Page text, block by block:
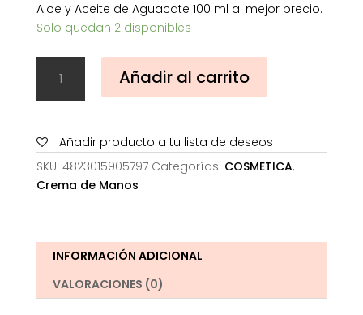
Aloe y Aceite de Aguacate 100 ml al mejor precio.
Solo quedan 2 disponibles
Pharmacy
Crema
y
Uñas
Aloe
Aguacate
100
Añadir al carrito
Añadir producto a tu lista de deseos
SKU: 4823015905797 Categorías: COSMETICA,
Crema de Manos
INFORMACIÓN ADICIONAL
VALORACIONES (0)